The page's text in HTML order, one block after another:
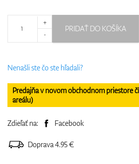
+
-
PRIDAŤ DO KOŠÍKA
Nenašli ste čo ste hľadali?
Predajňa v novom obchodnom priestore
areálu)
Zdieľať na: Facebook
Doprava 4.95 €